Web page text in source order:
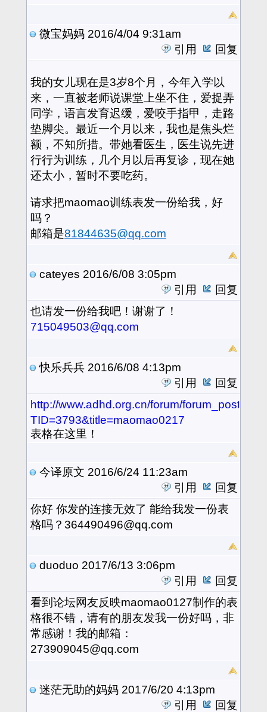
微宝妈妈 2016/4/04 9:31am
引用
回复
我的女儿现在是3岁8个月，今年入学以
来，一直被老师说课堂上坐不住，爱捉弄
同学，语言发育迟缓，爱咬手指甲，走路
垫脚尖。最近一个月以来，我也是焦头烂
额，不知所措。带她看医生，医生说先进
行行为训练，几个月以后再复诊，现在她
还太小，暂时不要吃药。
请求把maomao训练表发一份给我，好
吗？
邮箱是81844635@qq.com
cateyes 2016/6/08 3:05pm
引用
回复
也请发一份给我吧！谢谢了！
715049503@qq.com
快乐兵兵 2016/6/08 4:13pm
引用
回复
http://www.adhd.org.cn/forum/
TID=3793&title=maomao0217
表格在这里！
今译原文 2016/6/24 11:23am
引用
回复
你好 你发的连接无效了 能给我发一份表
格吗？364490496@qq.com
duoduo 2017/6/13 3:06pm
引用
回复
看到论坛网友反映maomao0127制作的表
格很不错，请有的朋友发我一份好吗，非
常感谢！我的邮箱：
273909045@qq.com
迷茫无助的妈妈 2017/6/20 4:13pm
引用
回复